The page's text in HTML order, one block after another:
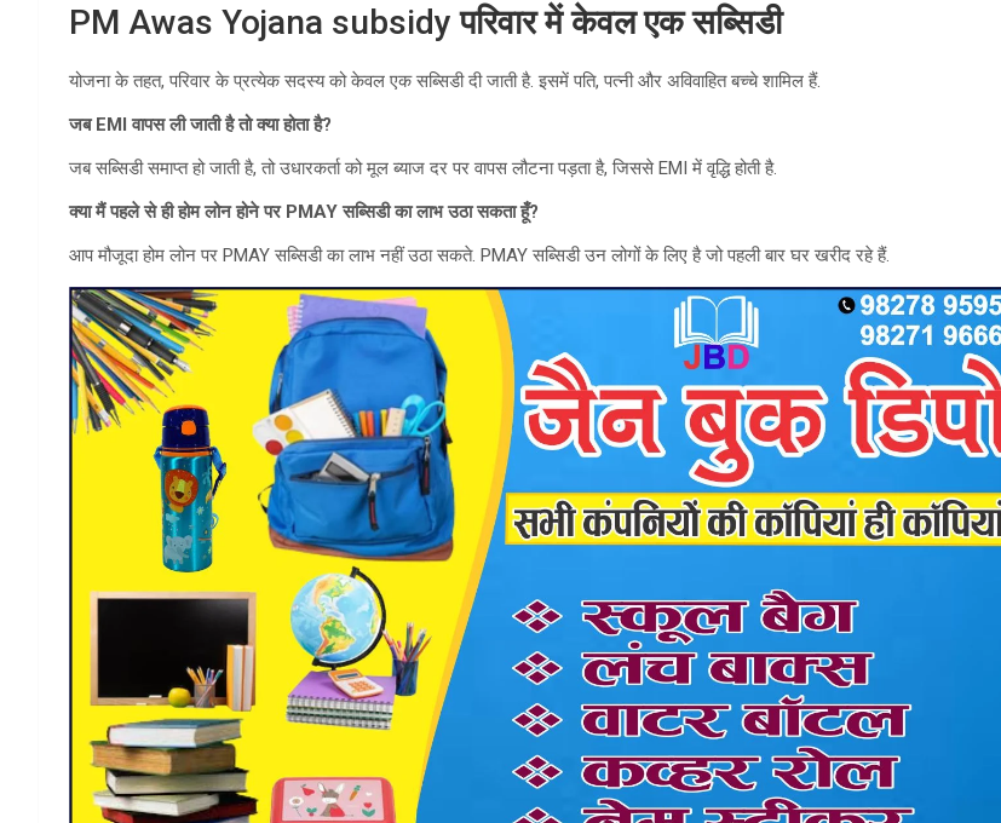
PM Awas Yojana subsidyपरिवार में केवल एक सब्सिडी
योजना के तहत, परिवार के प्रत्येक सदस्य को केवल एक सब्सिडी दी जाती है. इसमें पति, पत्नी और अविवाहित बच्चे शामिल हैं.
जब EMI वापस ली जाती है तो क्या होता है?
जब सब्सिडी समाप्त हो जाती है, तो उधारकर्ता को मूल ब्याज दर पर वापस लौटना पड़ता है, जिससे EMI में वृद्धि होती है.
क्या मैं पहले से ही होम लोन होने पर PMAY सब्सिडी का लाभ उठा सकता हूँ?
आप मौजूदा होम लोन पर PMAY सब्सिडी का लाभ नहीं उठा सकते. PMAY सब्सिडी उन लोगों के लिए है जो पहली बार घर खरीद रहे हैं.